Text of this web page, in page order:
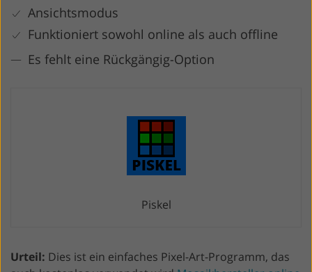
Ansichtsmodus
Funktioniert sowohl online als auch offline
Es fehlt eine Rückgängig-Option
Piskel
Urteil: Dies ist ein einfaches Pixel-Art-Programm, das